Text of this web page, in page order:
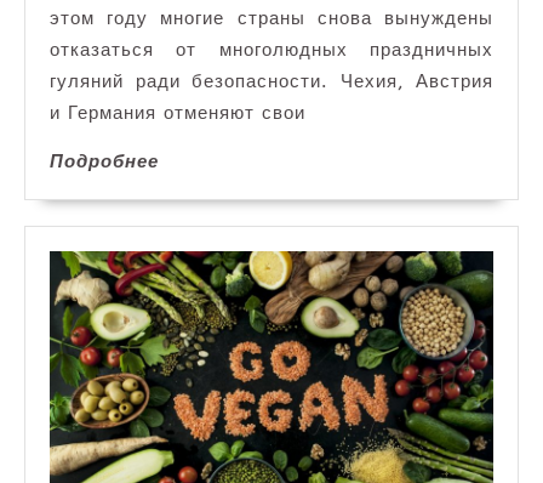
—
куда
ехать,
елку
и
огни
этом году многие страны снова вынуждены
отказаться от многолюдных праздничных
гуляний ради безопасности. Чехия, Австрия
и Германия отменяют свои
Подробнее